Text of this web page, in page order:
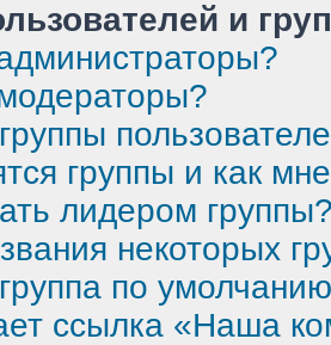
и
группы и как
лидером
некоторых
по
ссылка «Наша